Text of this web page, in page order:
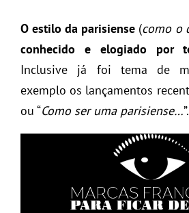
O estilo da parisiense (como o
conhecido e elogiado por
Inclusive já foi tema de
exemplo os lançamentos
ou “Como ser uma parisiense…”.